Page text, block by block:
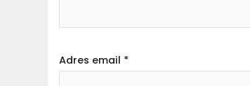
Adres email *